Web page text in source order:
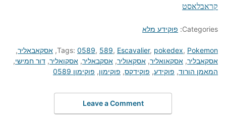
קראבלאסט
Categories: פוקידע מלא
Tags: 0589, 589, Escavalier, pokedex, Pokemon
, אסקאבאליר,
אסקאבליר, אסקאואליר, אסקאוליר, אסקבאליר, אסקואליר, דור חמישי,
המאמן הורוד, פוקידע, פוקידקס, פוקימון, פוקימון 0589
Leave a Comment